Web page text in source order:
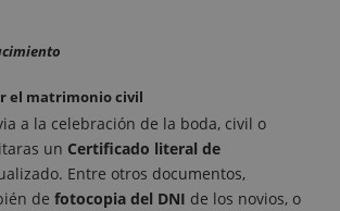
el matrimonio civil
a la celebración de la boda, civil o
un Certificado literal de
Entre otros documentos,
de fotocopia del DNI de los novios, o